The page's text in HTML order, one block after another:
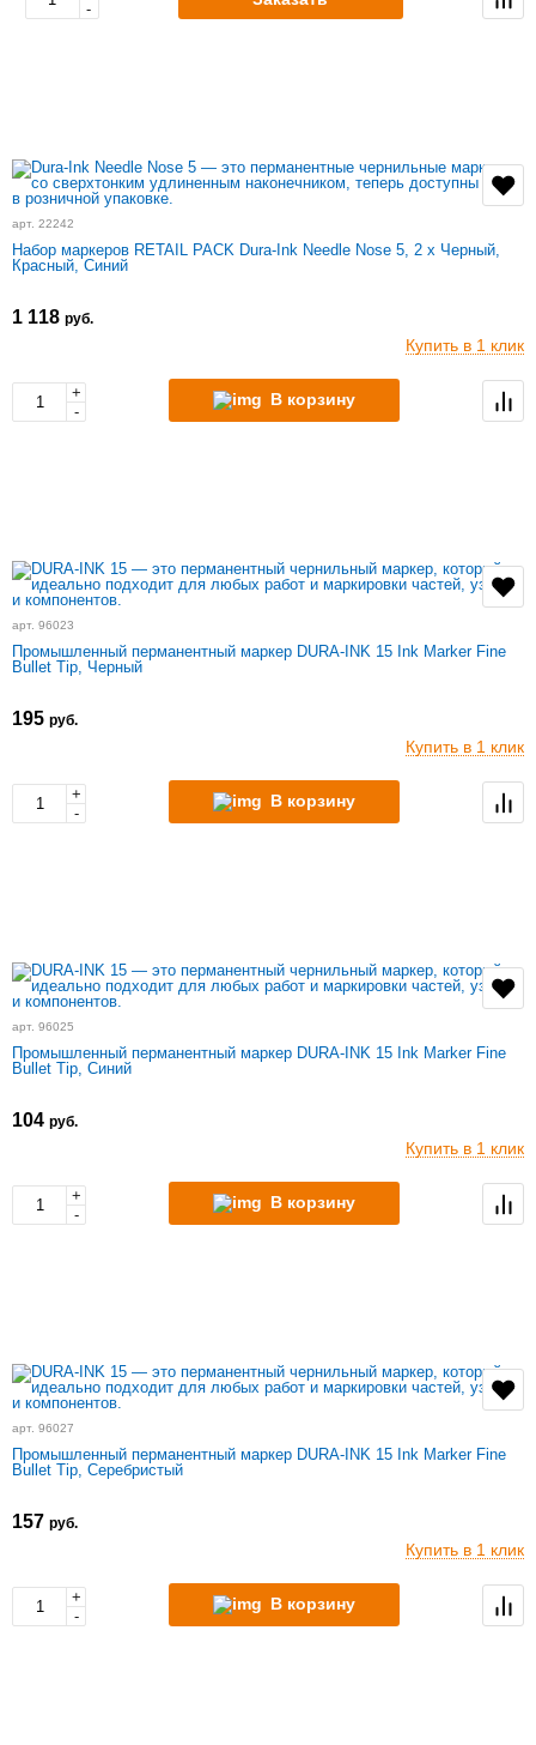
-
арт. 22242
Набор маркеров RETAIL PACK Dura-Ink Needle Nose 5, 2 x Черный,
Красный, Синий
1 118 руб.
Купить в 1 клик
+
-
В корзину
арт. 96023
Промышленный перманентный маркер DURA-INK 15 Ink Marker Fine
Bullet Tip, Черный
195 руб.
Купить в 1 клик
+
-
В корзину
арт. 96025
Промышленный перманентный маркер DURA-INK 15 Ink Marker Fine
Bullet Tip, Синий
104 руб.
Купить в 1 клик
+
-
В корзину
арт. 96027
Промышленный перманентный маркер DURA-INK 15 Ink Marker Fine
Bullet Tip, Серебристый
157 руб.
Купить в 1 клик
+
-
В корзину